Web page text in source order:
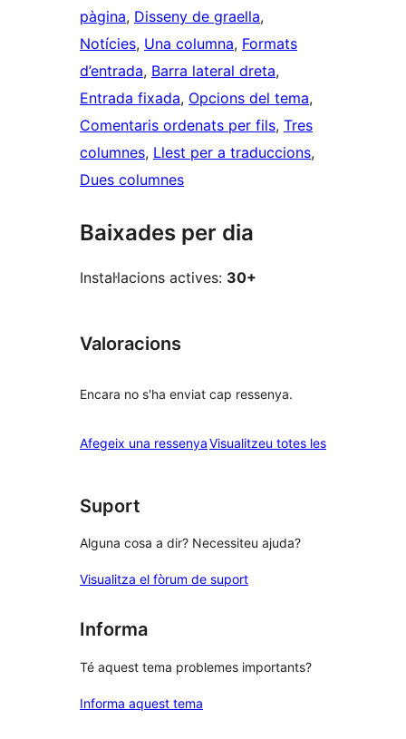
pàgina, Disseny de graella
Notícies, Una columna, Formats
d’entrada, Barra lateral dreta
Entrada fixada, Opcions del tema
Comentaris ordenats per fils, Tres
columnes, Llest per a traduccions
Dues columnes
Baixades per dia
Instal·lacions actives: 30+
Valoracions
Encara no s'ha enviat cap ressenya.
Afegeix una ressenyaVisualitzeu totes lesressenyes
Suport
Alguna cosa a dir? Necessiteu ajuda?
Visualitza el fòrum de suport
Informa
Té aquest tema problemes importants?
Informa aquest tema